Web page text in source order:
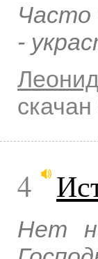
Часто
-
скачан
4
Нет